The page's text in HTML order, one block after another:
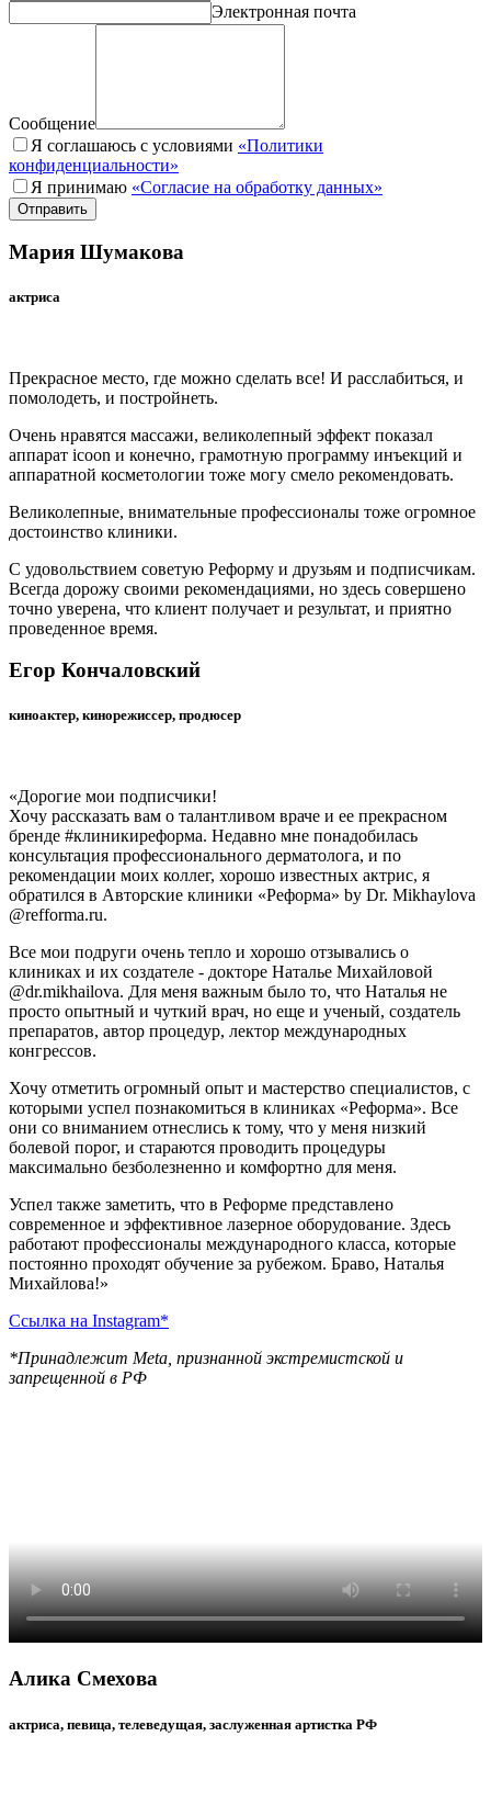
Электронная почта
Сообщение
Я соглашаюсь с условиями «Политики
конфиденциальности»
Я принимаю «Согласие на обработку данных»
Отправить
Мария Шумакова
актриса
Прекрасное место, где можно сделать все! И расслабиться, и
помолодеть, и постройнеть.
Очень нравятся массажи, великолепный эффект показал
аппарат icoon и конечно, грамотную программу инъекций и
аппаратной косметологии тоже могу смело рекомендовать.
Великолепные, внимательные профессионалы тоже огромное
достоинство клиники.
С удовольствием советую Реформу и друзьям и подписчикам.
Всегда дорожу своими рекомендациями, но здесь совершено
точно уверена, что клиент получает и результат, и приятно
проведенное время.
Егор Кончаловский
киноактер, кинорежиссер, продюсер
«Дорогие мои подписчики!
Хочу рассказать вам о талантливом враче и ее прекрасном
бренде #клиникиреформа. Недавно мне понадобилась
консультация профессионального дерматолога, и по
рекомендации моих коллег, хорошо известных актрис, я
обратился в Авторские клиники «Реформа» by Dr. Mikhaylova
@refforma.ru.
Все мои подруги очень тепло и хорошо отзывались о
клиниках и их создателе - докторе Наталье Михайловой
@dr.mikhailova. Для меня важным было то, что Наталья не
просто опытный и чуткий врач, но еще и ученый, создатель
препаратов, автор процедур, лектор международных
конгрессов.
Хочу отметить огромный опыт и мастерство специалистов, с
которыми успел познакомиться в клиниках «Реформа». Все
они со вниманием отнеслись к тому, что у меня низкий
болевой порог, и стараются проводить процедуры
максимально безболезненно и комфортно для меня.
Успел также заметить, что в Реформе представлено
современное и эффективное лазерное оборудование. Здесь
работают профессионалы международного класса, которые
постоянно проходят обучение за рубежом. Браво, Наталья
Михайлова!»
Ссылка на Instagram*
*Принадлежит Meta, признанной экстремистской и
запрещенной в РФ
Алика Смехова
актриса, певица, телеведущая, заслуженная артистка РФ